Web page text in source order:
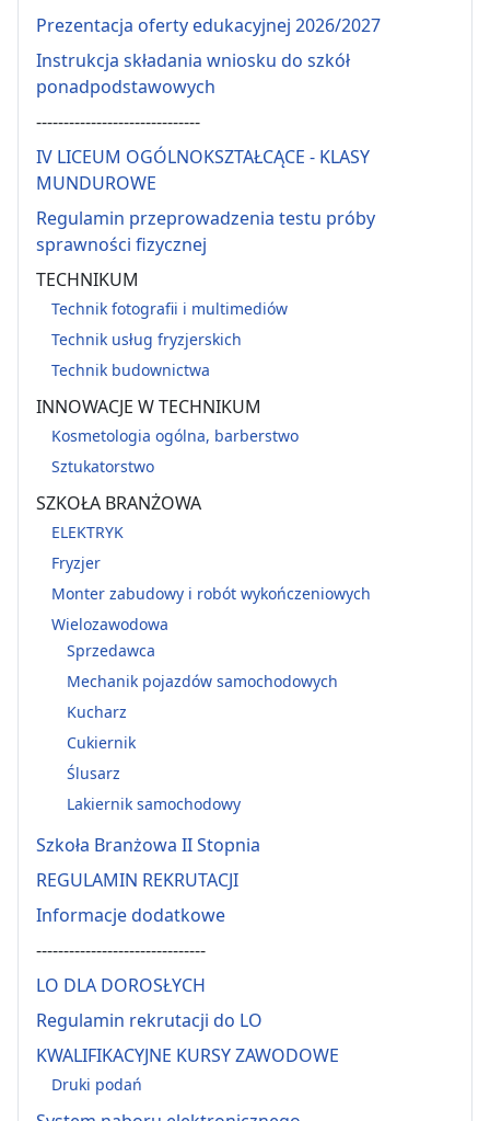
Prezentacja oferty edukacyjnej 2026/2027
Instrukcja składania wniosku do szkół
ponadpodstawowych
------------------------------
IV LICEUM OGÓLNOKSZTAŁCĄCE - KLASY
MUNDUROWE
Regulamin przeprowadzenia testu próby
sprawności fizycznej
TECHNIKUM
Technik fotografii i multimediów
Technik usług fryzjerskich
Technik budownictwa
INNOWACJE W TECHNIKUM
Kosmetologia ogólna, barberstwo
Sztukatorstwo
SZKOŁA BRANŻOWA
ELEKTRYK
Fryzjer
Monter zabudowy i robót wykończeniowych
Wielozawodowa
Sprzedawca
Mechanik pojazdów samochodowych
Kucharz
Cukiernik
Ślusarz
Lakiernik samochodowy
Szkoła Branżowa II Stopnia
REGULAMIN REKRUTACJI
Informacje dodatkowe
-------------------------------
LO DLA DOROSŁYCH
Regulamin rekrutacji do LO
KWALIFIKACYJNE KURSY ZAWODOWE
Druki podań